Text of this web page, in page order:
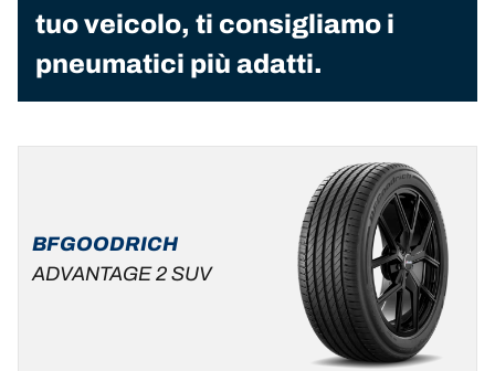
tuo veicolo, ti consigliamo i
pneumatici più adatti.
BFGOODRICH
ADVANTAGE 2 SUV